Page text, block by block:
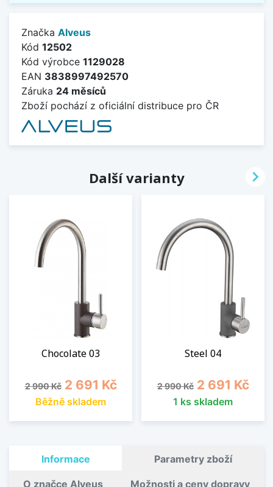
Značka Alveus
Kód 12502
Kód výrobce 1129028
EAN 3838997492570
Záruka 24 měsíců
Zboží pochází z oficiální distribuce pro ČR
Další varianty
Chocolate 03
Běžná cena
2 990 Kč Cena
2 691 Kč
Běžně skladem
Steel 04
Běžná cena
2 990 Kč Cena
2 691 Kč
1 ks skladem

Informace Parametry zboží
O značce Alveus Možnosti a ceny dopravy